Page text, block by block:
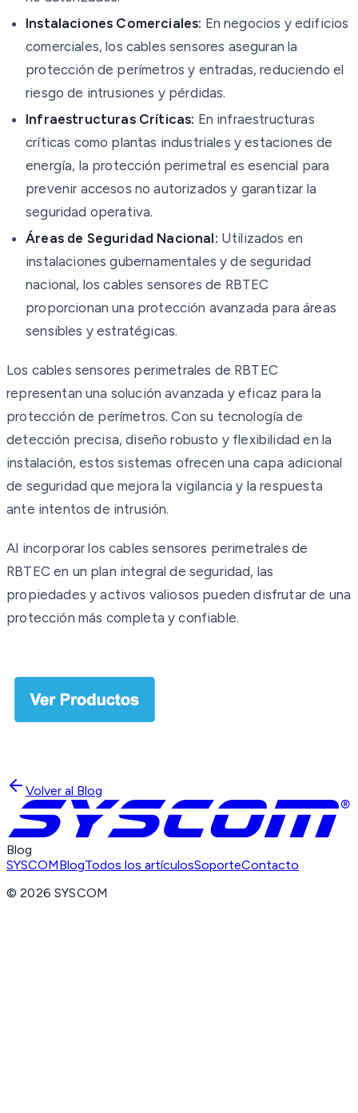
Instalaciones Comerciales: En negocios y edificios
comerciales, los cables sensores aseguran la
protección de perímetros y entradas, reduciendo el
riesgo de intrusiones y pérdidas.
Infraestructuras Críticas: En infraestructuras
críticas como plantas industriales y estaciones de
energía, la protección perimetral es esencial para
prevenir accesos no autorizados y garantizar la
seguridad operativa.
Áreas de Seguridad Nacional: Utilizados en
instalaciones gubernamentales y de seguridad
nacional, los cables sensores de RBTEC
proporcionan una protección avanzada para áreas
sensibles y estratégicas.
Los cables sensores perimetrales de RBTEC
representan una solución avanzada y eficaz para la
protección de perímetros. Con su tecnología de
detección precisa, diseño robusto y flexibilidad en la
instalación, estos sistemas ofrecen una capa adicional
de seguridad que mejora la vigilancia y la respuesta
ante intentos de intrusión.
Al incorporar los cables sensores perimetrales de
RBTEC en un plan integral de seguridad, las
propiedades y activos valiosos pueden disfrutar de una
protección más completa y confiable.
Volver al Blog
Blog
SYSCOMBlogTodos los artículosSoporteContacto
©2026 SYSCOM